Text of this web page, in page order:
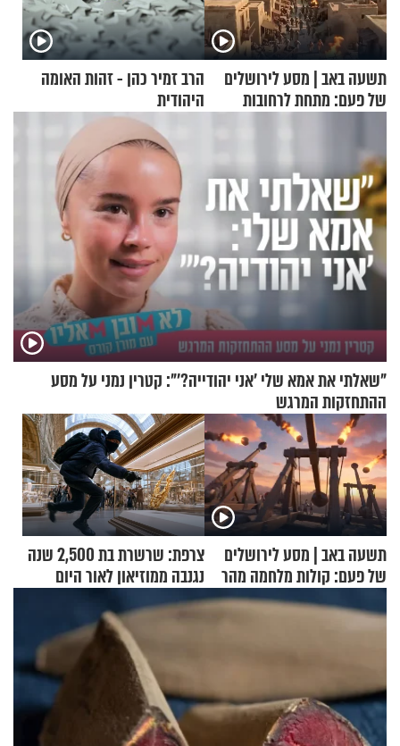
תשעה באב | מסע לירושלים
של פעם: מתחת לרחובות
הרב זמיר כהן - זהות האומה
היהודית
"שאלתי את אמא שלי 'אני יהודייה?'": קטרין נמני על מסע
ההתחזקות המרגש
תשעה באב | מסע לירושלים
של פעם: קולות מלחמה מהר
צרפת: שרשרת בת 2,500 שנה
נגנבה ממוזיאון לאור היום